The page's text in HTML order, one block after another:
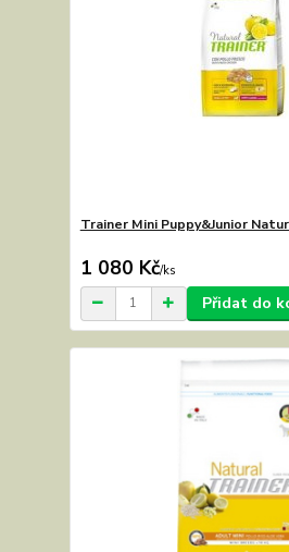
Trainer Mini Puppy&Junior
1 080 Kč/ks
Přidat do